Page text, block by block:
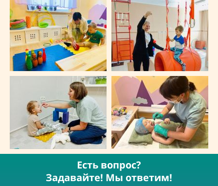
Есть вопрос?
Задавайте! Мы ответим!